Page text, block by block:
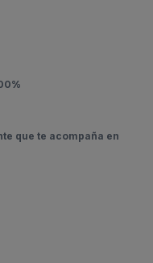
que te acompaña en